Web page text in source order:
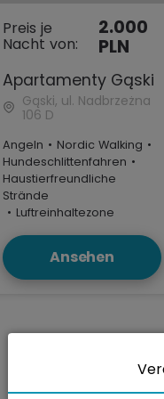
Preis je
Nacht von:
2.000
PLN
Apartamenty Gąski
Gąski, ul. Nadbrzeżna
106 D
Angeln • Nordic Walking •
Hundeschlittenfahren •
Haustierfreundliche
Strände
• Luftreinhaltezone
Ansehen